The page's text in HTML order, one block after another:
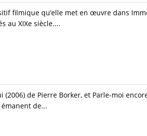
filmique qu’elle met en œuvre dans
au XIXe siècle....
de Pierre Borker, et Parle-moi
émanent de...